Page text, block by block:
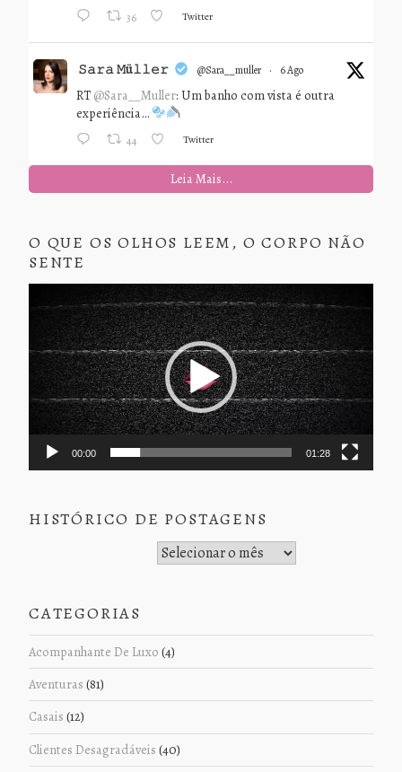
36 Twitter
𝚂𝚊𝚛𝚊 𝙼ü𝚕𝚕𝚎𝚛 @sara__muller · 6 Ago
RT @Sara__Muller: Um banho com vista é outra
experiência…
44 Twitter
Leia Mais...
O QUE OS OLHOS LEEM, O CORPO NÃO
SENTE
de
vídeo
00:00 01:28
HISTÓRICO DE POSTAGENS
CATEGORIAS
Acompanhante De Luxo (4)
Aventuras (81)
Casais (12)
Clientes Desagradáveis (40)